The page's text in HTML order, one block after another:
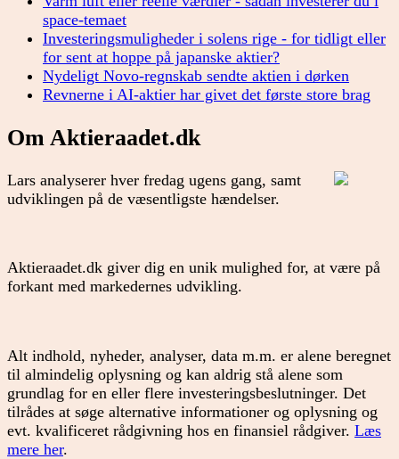
space-temaet
Investeringsmuligheder i solens rige - for tidligt eller
for sent at hoppe på japanske aktier?
Nydeligt Novo-regnskab sendte aktien i dørken
Revnerne i AI-aktier har givet det første store brag
Om Aktieraadet.dk
Lars analyserer hver fredag ugens gang, samt
udviklingen på de væsentligste hændelser.
Aktieraadet.dk giver dig en unik mulighed for, at være på
forkant med markedernes udvikling.
Alt indhold, nyheder, analyser, data m.m. er alene beregnet
til almindelig oplysning og kan aldrig stå alene som
grundlag for en eller flere investeringsbeslutninger. Det
tilrådes at søge alternative informationer og oplysning og
evt. kvalificeret rådgivning hos en finansiel rådgiver. Læs
mere her.